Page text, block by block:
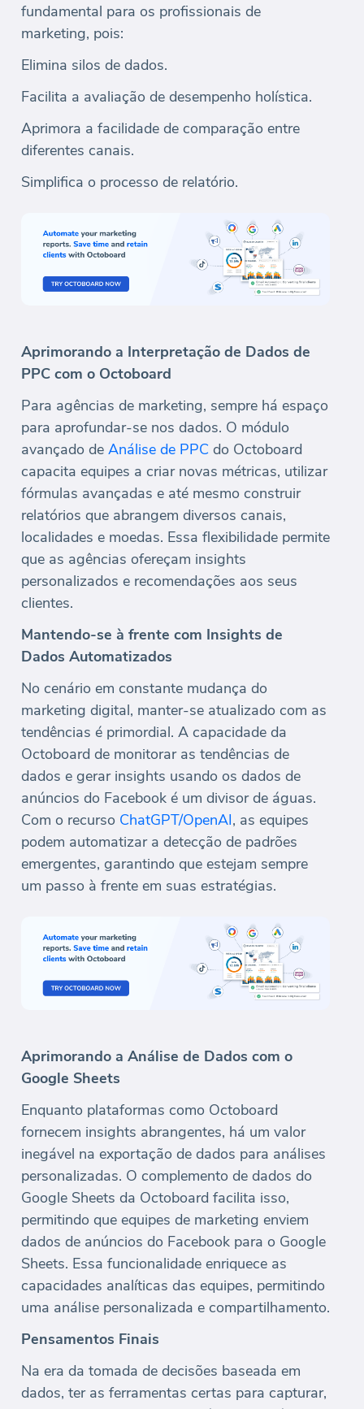
fundamental para os profissionais de
marketing, pois:
Elimina silos de dados.
Facilita a avaliação de desempenho holística.
Aprimora a facilidade de comparação entre
diferentes canais.
Simplifica o processo de relatório.
Aprimorando a Interpretação de Dados de
PPC com o Octoboard
Para agências de marketing, sempre há espaço
para aprofundar-se nos dados. O módulo
avançado de Análise de PPC do Octoboard
capacita equipes a criar novas métricas, utilizar
fórmulas avançadas e até mesmo construir
relatórios que abrangem diversos canais,
localidades e moedas. Essa flexibilidade permite
que as agências ofereçam insights
personalizados e recomendações aos seus
clientes.
Mantendo-se à frente com Insights de
Dados Automatizados
No cenário em constante mudança do
marketing digital, manter-se atualizado com as
tendências é primordial. A capacidade da
Octoboard de monitorar as tendências de
dados e gerar insights usando os dados de
anúncios do Facebook é um divisor de águas.
Com o recurso ChatGPT/OpenAI, as equipes
podem automatizar a detecção de padrões
emergentes, garantindo que estejam sempre
um passo à frente em suas estratégias.
Aprimorando a Análise de Dados com o
Google Sheets
Enquanto plataformas como Octoboard
fornecem insights abrangentes, há um valor
inegável na exportação de dados para análises
personalizadas. O complemento de dados do
Google Sheets da Octoboard facilita isso,
permitindo que equipes de marketing enviem
dados de anúncios do Facebook para o Google
Sheets. Essa funcionalidade enriquece as
capacidades analíticas das equipes, permitindo
uma análise personalizada e compartilhamento.
Pensamentos Finais
Na era da tomada de decisões baseada em
dados, ter as ferramentas certas para capturar,